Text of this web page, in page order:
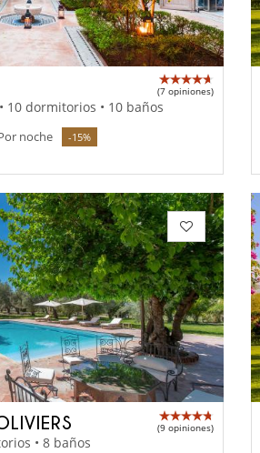
(7 opiniones)
10 dormitorios • 10 baños
noche -15%
(9 opiniones)
• 8 baños